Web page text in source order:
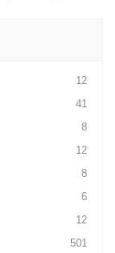
12
41
8
12
8
6
12
501